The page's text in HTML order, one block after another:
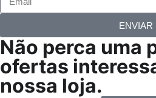
ENVIAR
Não perca uma
ofertas
nossa loja.